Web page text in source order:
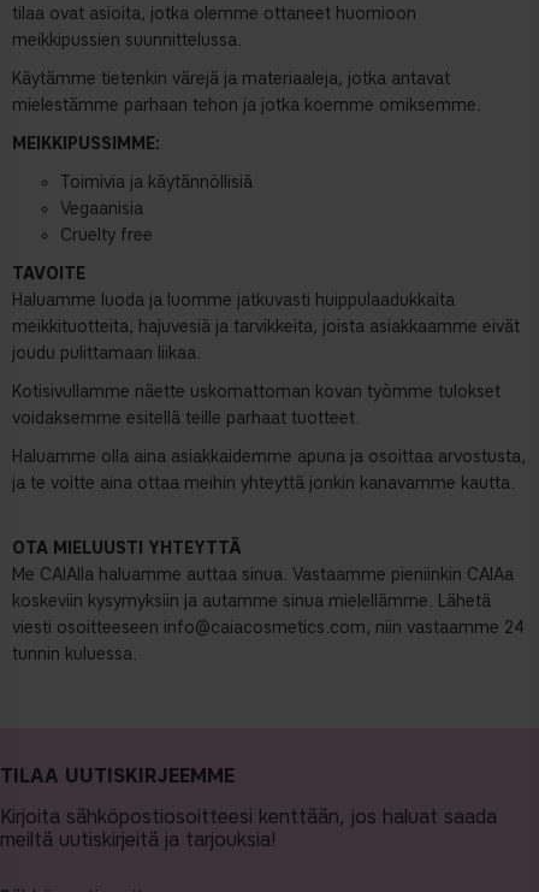
tilaa ovat asioita, jotka olemme ottaneet huomioon
meikkipussien suunnittelussa.
Käytämme tietenkin värejä ja materiaaleja, jotka antavat
mielestämme parhaan tehon ja jotka koemme omiksemme.
MEIKKIPUSSIMME:
Toimivia ja käytännöllisiä
Vegaanisia
Cruelty free
TAVOITE
Haluamme luoda ja luomme jatkuvasti huippulaadukkaita
meikkituotteita, hajuvesiä ja tarvikkeita, joista asiakkaamme eivät
joudu pulittamaan liikaa.
Kotisivullamme näette uskomattoman kovan työmme tulokset
voidaksemme esitellä teille parhaat tuotteet.
Haluamme olla aina asiakkaidemme apuna ja osoittaa arvostusta,
ja te voitte aina ottaa meihin yhteyttä jonkin kanavamme kautta.
OTA MIELUUSTI YHTEYTTÄ
Me CAIAlla haluamme auttaa sinua. Vastaamme pieniinkin CAIAa
koskeviin kysymyksiin ja autamme sinua mielellämme. Lähetä
viesti osoitteeseen info@caiacosmetics.com, niin vastaamme 24
tunnin kuluessa.
TILAA UUTISKIRJEEMME
Kirjoita sähköpostiosoitteesi kenttään, jos haluat saada
meiltä uutiskirjeitä ja tarjouksia!